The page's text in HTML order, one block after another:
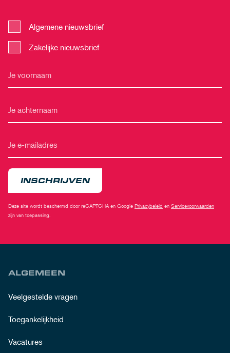
Algemene nieuwsbrief
Zakelijke nieuwsbrief
INSCHRIJVEN
Deze site wordt beschermd door reCAPTCHA en Google Privacybeleid en Servicevoorwaarden
zijn van toepassing.
ALGEMEEN
Veelgestelde vragen
Toegankelijkheid
Vacatures